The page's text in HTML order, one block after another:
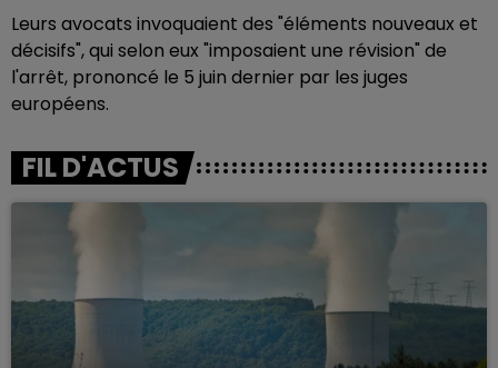
Leurs avocats invoquaient des "éléments nouveaux et
décisifs", qui selon eux "imposaient une révision" de
l'arrêt, prononcé le 5 juin dernier par les juges
européens.
FIL D'ACTUS